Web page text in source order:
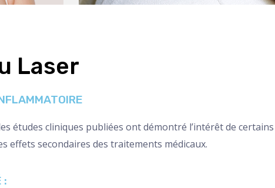
Laser
études cliniques publiées ont démontré l’intérêt de
effets secondaires des traitements médicaux.
: